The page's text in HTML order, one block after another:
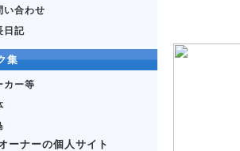
い合わせ
日記
集
カー等
ーナーの個人サイト